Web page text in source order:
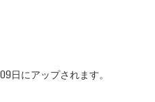
日にアップされます。